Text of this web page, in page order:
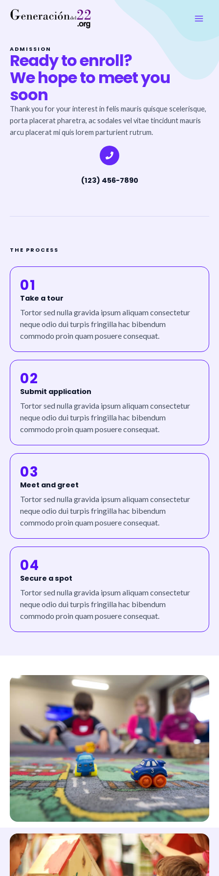
ADMISSION
Ready to enroll?
We hope to meet you
soon
Thank you for your interest in felis mauris quisque scelerisque,
porta placerat pharetra, ac sodales vel vitae tincidunt mauris
arcu placerat mi quis lorem parturient rutrum.
(123) 456-7890
THE PROCESS
01
Take a tour
Tortor sed nulla gravida ipsum aliquam consectetur
neque odio dui turpis fringilla hac bibendum
commodo proin quam posuere consequat.
02
Submit application
Tortor sed nulla gravida ipsum aliquam consectetur
neque odio dui turpis fringilla hac bibendum
commodo proin quam posuere consequat.
03
Meet and greet
Tortor sed nulla gravida ipsum aliquam consectetur
neque odio dui turpis fringilla hac bibendum
commodo proin quam posuere consequat.
04
Secure a spot
Tortor sed nulla gravida ipsum aliquam consectetur
neque odio dui turpis fringilla hac bibendum
commodo proin quam posuere consequat.